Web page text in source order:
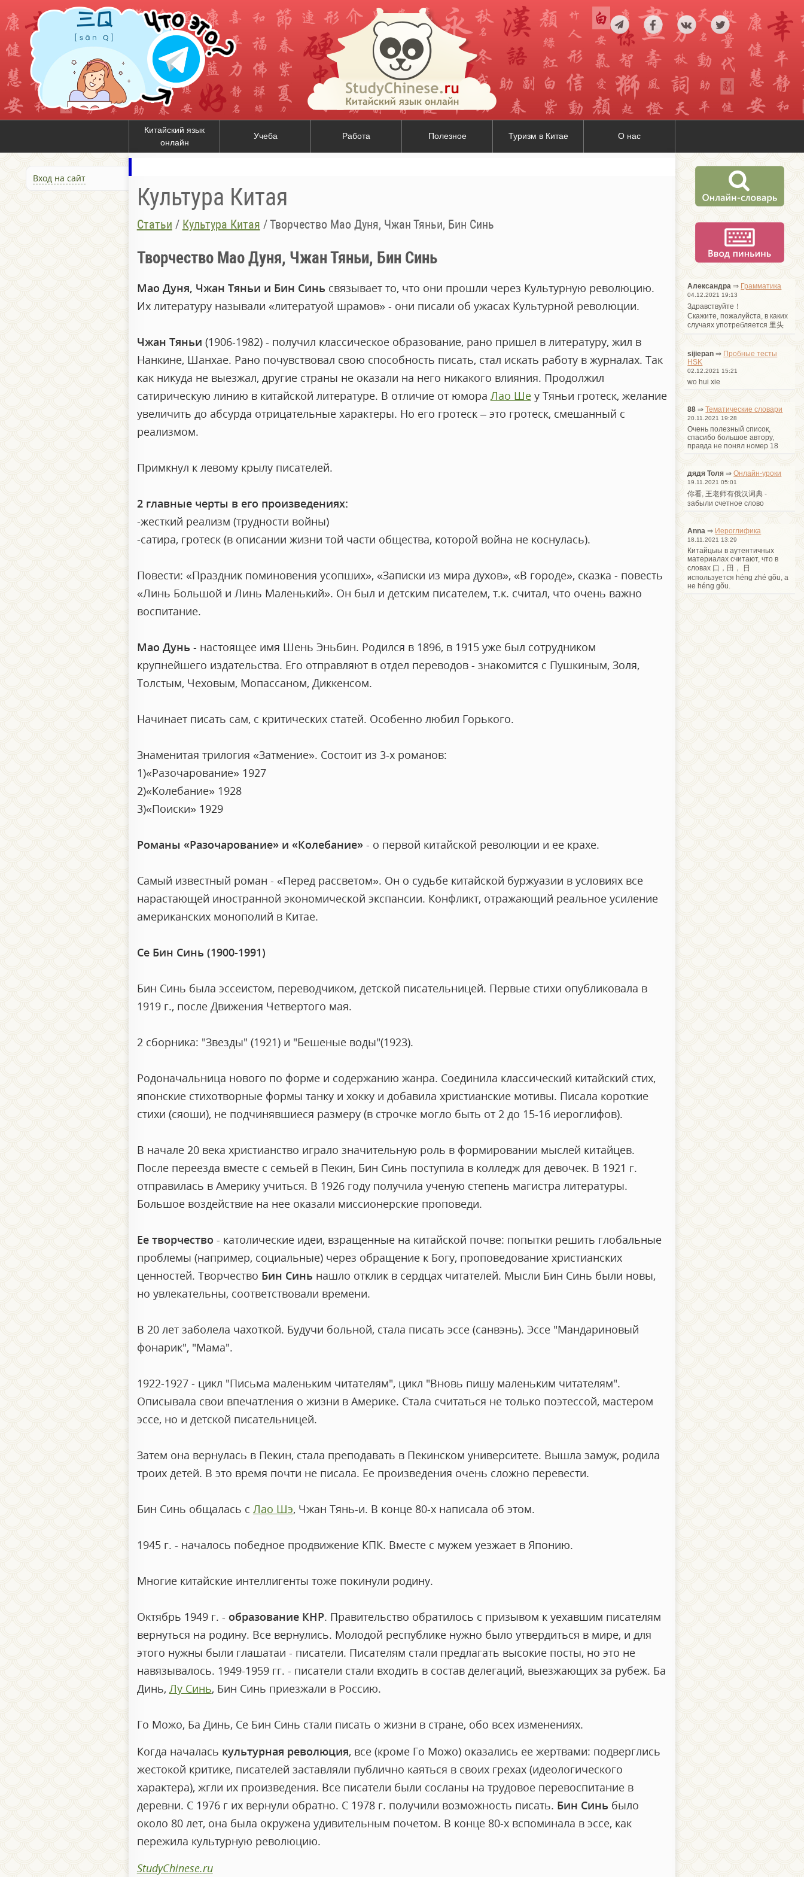
Китайский язык
онлайн
Учеба Работа Полезное Туризм в Китае О нас
Вход на сайт
Культура Китая
Статьи / Культура Китая /Творчество Мао Дуня, Чжан Тяньи, Бин Синь
Творчество Мао Дуня, Чжан Тяньи, Бин Синь
Мао Дуня, Чжан Тяньи и Бин Синь связывает то, что они прошли через Культурную революцию.
Их литературу называли «литератуой шрамов» - они писали об ужасах Культурной революции.
Чжан Тяньи (1906-1982) - получил классическое образование, рано пришел в литературу, жил в
Нанкине, Шанхае. Рано почувствовал свою способность писать, стал искать работу в журналах. Так
как никуда не выезжал, другие страны не оказали на него никакого влияния. Продолжил
сатирическую линию в китайской литературе. В отличие от юмора Лао Шеу Тяньи гротеск, желание
увеличить до абсурда отрицательные характеры. Но его гротеск – это гротеск, смешанный с
реализмом.
Примкнул к левому крылу писателей.
2 главные черты в его произведениях:
-жесткий реализм (трудности войны)
-сатира, гротеск (в описании жизни той части общества, которой война не коснулась).
Повести: «Праздник поминовения усопших», «Записки из мира духов», «В городе», сказка - повесть
«Линь Большой и Линь Маленький». Он был и детским писателем, т.к. считал, что очень важно
воспитание.
Мао Дунь - настоящее имя Шень Эньбин. Родился в 1896, в 1915 уже был сотрудником
крупнейшего издательства. Его отправляют в отдел переводов - знакомится с Пушкиным, Золя,
Толстым, Чеховым, Мопассаном, Диккенсом.
Начинает писать сам, с критических статей. Особенно любил Горького.
Знаменитая трилогия «Затмение». Состоит из 3-х романов:
1)«Разочарование» 1927
2)«Колебание» 1928
3)«Поиски» 1929
Романы «Разочарование» и «Колебание»- о первой китайской революции и ее крахе.
Самый известный роман - «Перед рассветом». Он о судьбе китайской буржуазии в условиях все
нарастающей иностранной экономической экспансии. Конфликт, отражающий реальное усиление
американских монополий в Китае.
Се Бин Синь (1900-1991)
Бин Синь была эссеистом, переводчиком, детской писательницей. Первые стихи опубликовала в
1919 г., после Движения Четвертого мая.
2 сборника: "Звезды" (1921) и "Бешеные воды"(1923).
Родоначальница нового по форме и содержанию жанра. Соединила классический китайский стих,
японские стихотворные формы танку и хокку и добавила христианские мотивы. Писала короткие
стихи (сяоши), не подчинявшиеся размеру (в строчке могло быть от 2 до 15-16 иероглифов).
В начале 20 века христианство играло значительную роль в формировании мыслей китайцев.
После переезда вместе с семьей в Пекин, Бин Синь поступила в колледж для девочек. В 1921 г.
отправилась в Америку учиться. В 1926 году получила ученую степень магистра литературы.
Большое воздействие на нее оказали миссионерские проповеди.
Ее творчество - католические идеи, взращенные на китайской почве: попытки решить глобальные
проблемы (например, социальные) через обращение к Богу, проповедование христианских
ценностей. Творчество Бин Синь нашло отклик в сердцах читателей. Мысли Бин Синь были новы,
но увлекательны, соответствовали времени.
В 20 лет заболела чахоткой. Будучи больной, стала писать эссе (санвэнь). Эссе "Мандариновый
фонарик", "Мама".
1922-1927 - цикл "Письма маленьким читателям", цикл "Вновь пишу маленьким читателям".
Описывала свои впечатления о жизни в Америке. Стала считаться не только поэтессой, мастером
эссе, но и детской писательницей.
Затем она вернулась в Пекин, стала преподавать в Пекинском университете. Вышла замуж, родила
троих детей. В это время почти не писала. Ее произведения очень сложно перевести.
Бин Синь общалась с Лао Шэ, Чжан Тянь-и. В конце 80-х написала об этом.
1945 г. - началось победное продвижение КПК. Вместе с мужем уезжает в Японию.
Многие китайские интеллигенты тоже покинули родину.
Октябрь 1949 г. - образование КНР. Правительство обратилось с призывом к уехавшим писателям
вернуться на родину. Все вернулись. Молодой республике нужно было утвердиться в мире, и для
этого нужны были глашатаи - писатели. Писателям стали предлагать высокие посты, но это не
навязывалось. 1949-1959 гг. - писатели стали входить в состав делегаций, выезжающих за рубеж. Ба
Динь, Лу Синь, Бин Синь приезжали в Россию.
Го Можо, Ба Динь, Се Бин Синь стали писать о жизни в стране, обо всех изменениях.
Когда началась культурная революция, все (кроме Го Можо) оказались ее жертвами: подверглись
жестокой критике, писателей заставляли публично каяться в своих грехах (идеологического
характера), жгли их произведения. Все писатели были сосланы на трудовое перевоспитание в
деревни. С 1976 г их вернули обратно. С 1978 г. получили возможность писать. Бин Синь было
около 80 лет, она была окружена удивительным почетом. В конце 80-х вспоминала в эссе, как
пережила культурную революцию.
StudyChinese.ru
Александра ⇒ Грамматика
04.12.2021 19:13
Здравствуйте！
Cкажите, пожалуйста, в каких
случаях употребляется 里头
sijiepan ⇒ Пробные тесты
HSK
02.12.2021 15:21
wo hui xie
88 ⇒Тематические словари
20.11.2021 19:28
Очень полезный список,
спасибо большое автору,
правда не понял номер 18
дядя Толя ⇒Онлайн-уроки
19.11.2021 05:01
你看, 王老师有俄汉词典 -
забыли счетное слово
Anna ⇒ Иероглифика
18.11.2021 13:29
Китайцыы в аутентичных
материалах считают, что в
словах 口，田， 日
используется héng zhé gõu, а
не héng gõu.